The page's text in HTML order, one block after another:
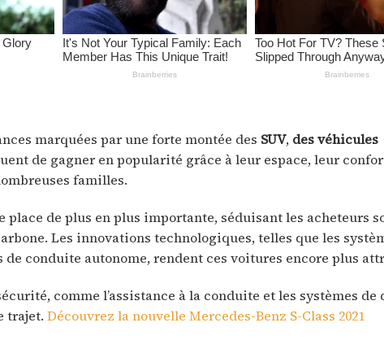
marquées par une forte montée des SUV, des véhicules
de gagner en popularité grâce à leur espace, leur
familles.
de plus en plus importante, séduisant les acheteurs
Les innovations technologiques, telles que les
conduite autonome, rendent ces voitures encore plus
comme l’assistance à la conduite et les systèmes
trajet. Découvrez la nouvelle Mercedes-Benz S-Class 2021